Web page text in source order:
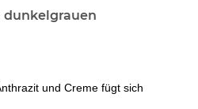
dunkelgrauen
und Creme fügt sich